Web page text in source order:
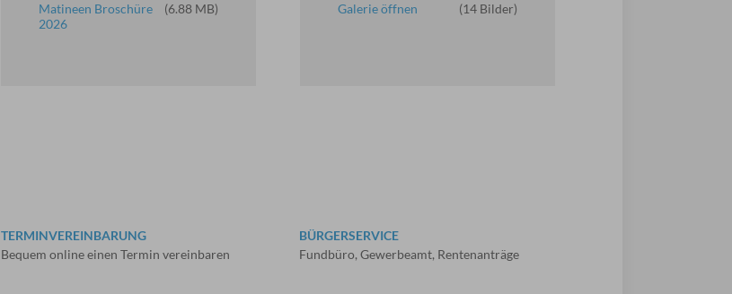
(6.88 MB)
Matineen Broschüre
2026
(14 Bilder)
Galerie öffnen
TERMINVEREINBARUNG
Bequem online einen Termin vereinbaren
BÜRGERSERVICE
Fundbüro, Gewerbeamt, Rentenanträge